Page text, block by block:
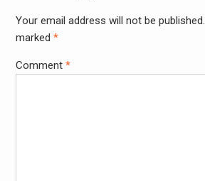
Your email address will not be published.
marked *
Comment *